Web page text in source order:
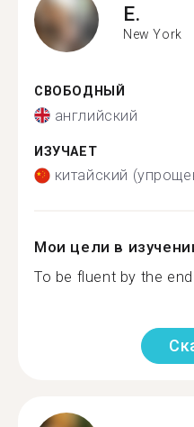
E.
New York
СВОБОДНЫЙ
английский
ИЗУЧАЕТ
китайский
Мои цели в
To be fluent by the